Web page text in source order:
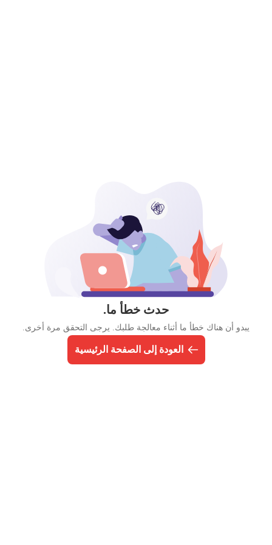
حدث خطأ ما.
يبدو أن هناك خطأ ما أثناء معالجة طلبك. يرجى التحقق مرة أخرى.
العودة إلى الصفحة الرئيسية